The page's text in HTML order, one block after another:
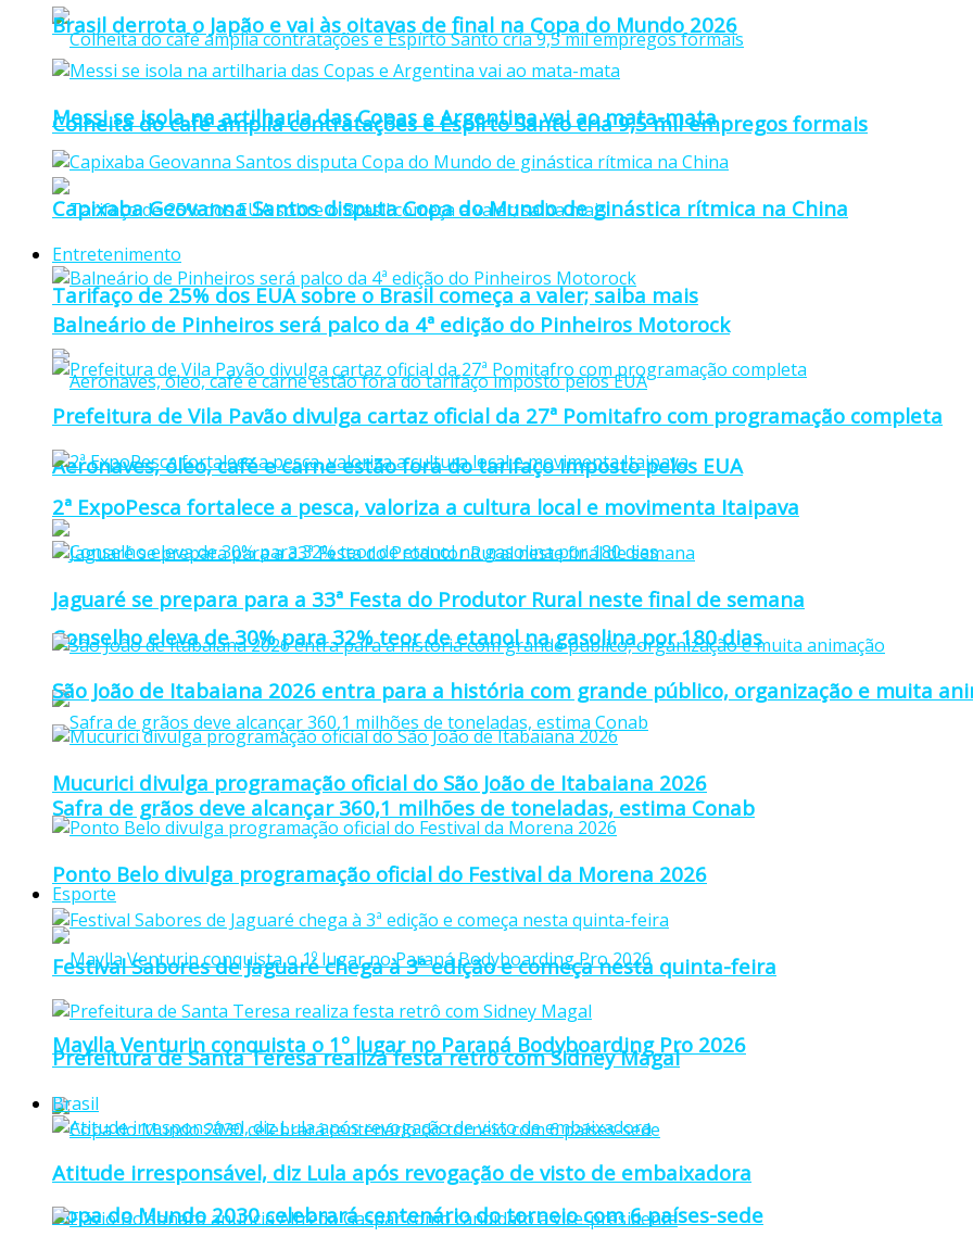
Colheita do café amplia contratações e Espírto Santo cria 9,5 mil empregos formais
Tarifaço de 25% dos EUA sobre o Brasil começa a valer; saiba mais
Aeronaves, óleo, café e carne estão fora do tarifaço imposto pelos EUA
Conselho eleva de 30% para 32% teor de etanol na gasolina por 180 dias
Safra de grãos deve alcançar 360,1 milhões de toneladas, estima Conab
Esporte
Maylla Venturin conquista o 1º lugar no Paraná Bodyboarding Pro 2026
Copa do Mundo 2030 celebrará centenário do torneio com 6 países-sede
Brasil derrota o Japão e vai às oitavas de final na Copa do Mundo 2026
Messi se isola na artilharia das Copas e Argentina vai ao mata-mata
Capixaba Geovanna Santos disputa Copa do Mundo de ginástica rítmica na China
Entretenimento
Balneário de Pinheiros será palco da 4ª edição do Pinheiros Motorock
Prefeitura de Vila Pavão divulga cartaz oficial da 27ª Pomitafro com programação completa
2ª ExpoPesca fortalece a pesca, valoriza a cultura local e movimenta Itaipava
Jaguaré se prepara para a 33ª Festa do Produtor Rural neste final de semana
São João de Itabaiana 2026 entra para a história com grande público, organização e muita
Mucurici divulga programação oficial do São João de Itabaiana 2026
Ponto Belo divulga programação oficial do Festival da Morena 2026
Festival Sabores de Jaguaré chega à 3ª edição e começa nesta quinta-feira
Prefeitura de Santa Teresa realiza festa retrô com Sidney Magal
Brasil
Atitude irresponsável, diz Lula após revogação de visto de embaixadora